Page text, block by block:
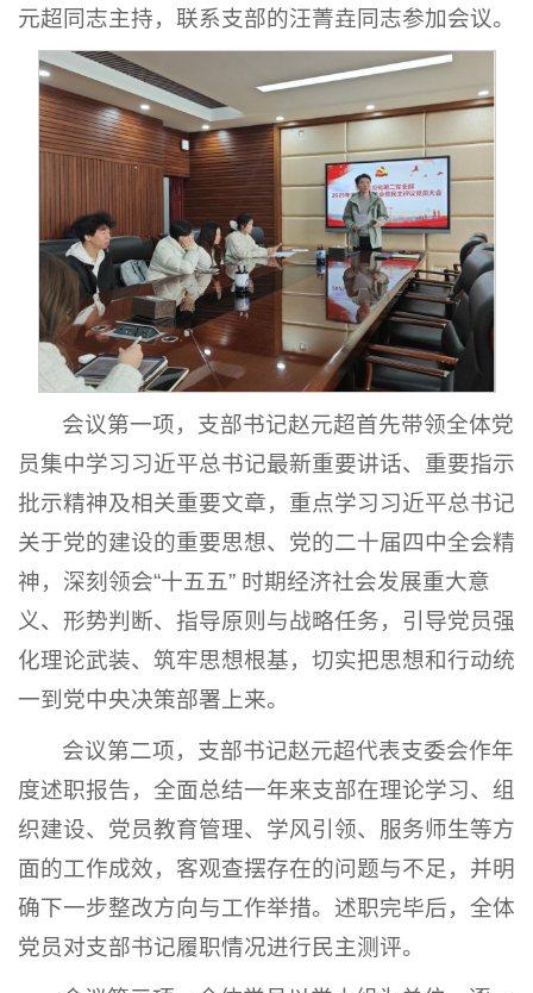
元超同志主持，联系支部的汪菁垚同志参加会议。
会议第一项，支部书记赵元超首先带领全体党
员集中学习习近平总书记最新重要讲话、重要指示
批示精神及相关重要文章，重点学习习近平总书记
关于党的建设的重要思想、党的二十届四中全会精
神，深刻领会“十五五” 时期经济社会发展重大意
义、形势判断、指导原则与战略任务，引导党员强
化理论武装、筑牢思想根基，切实把思想和行动统
一到党中央决策部署上来。
会议第二项，支部书记赵元超代表支委会作年
度述职报告，全面总结一年来支部在理论学习、组
织建设、党员教育管理、学风引领、服务师生等方
面的工作成效，客观查摆存在的问题与不足，并明
确下一步整改方向与工作举措。述职完毕后，全体
党员对支部书记履职情况进行民主测评。